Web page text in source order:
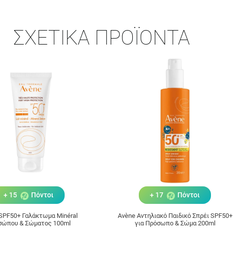
ΣΧΕΤΙΚΆ ΠΡΟΪΌΝΤΑ
+ 15 Πόντοι
Γαλάκτωμα Minéral
& Σώματος 100ml
+ 17 Πόντοι
Avène Αντηλιακό Παιδικό Σπρέι SPF50+
για Πρόσωπο & Σώμα 200ml